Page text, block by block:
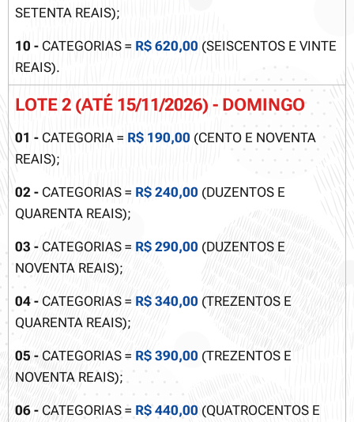
SETENTA REAIS);
10 - CATEGORIAS = R$ 620,00 (SEISCENTOS E VINTE
REAIS).
LOTE 2 (ATÉ 15/11/2026) - DOMINGO
01 - CATEGORIA = R$ 190,00 (CENTO E NOVENTA
REAIS);
02 - CATEGORIAS = R$ 240,00 (DUZENTOS E
QUARENTA REAIS);
03 - CATEGORIAS = R$ 290,00 (DUZENTOS E
NOVENTA REAIS);
04 - CATEGORIAS = R$ 340,00 (TREZENTOS E
QUARENTA REAIS);
05 - CATEGORIAS = R$ 390,00 (TREZENTOS E
NOVENTA REAIS);
06 - CATEGORIAS = R$ 440,00 (QUATROCENTOS E